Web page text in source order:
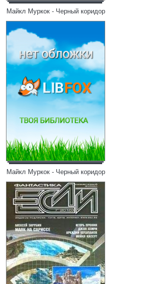
Майкл Муркок - Черный коридор
Майкл Муркок - Черный коридор